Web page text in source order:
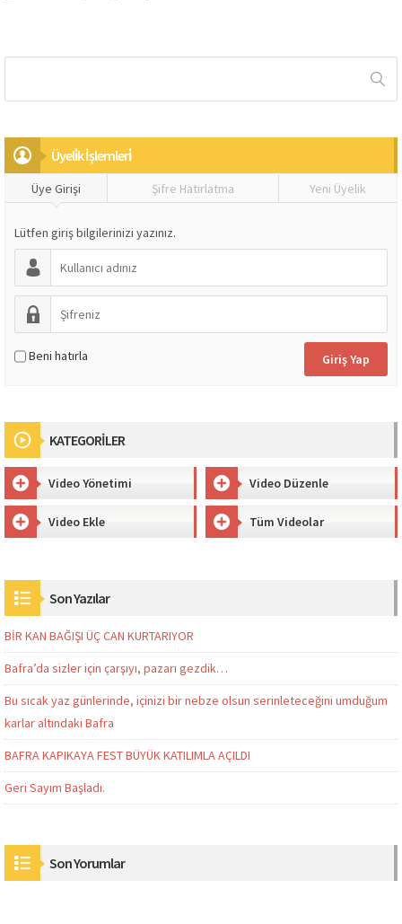
Üyeli̇k İşlemleri̇
Üye Girişi Şifre Hatırlatma Yeni Üyelik
Lütfen giriş bilgilerinizi yazınız.
Beni hatırla
KATEGORİLER
Video Yönetimi Video Düzenle
Video Ekle Tüm Videolar
Son Yazılar
BİR KAN BAĞIŞI ÜÇ CAN KURTARIYOR
Bafra’da sizler için çarşıyı, pazarı gezdik…
Bu sıcak yaz günlerinde, içinizi bir nebze olsun serinleteceğini umduğum
karlar altındaki Bafra
BAFRA KAPIKAYA FEST BÜYÜK KATILIMLA AÇILDI
Geri Sayım Başladı.
Son Yorumlar